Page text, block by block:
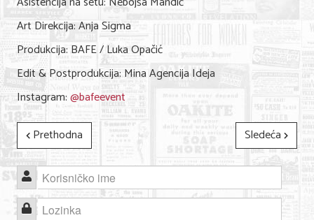
Art Direkcija: Anja Sigma
Produkcija: BAFE / Luka Opačić
Edit & Postprodukcija: Mina Agencija Ideja
Instagram:@bafeevent
Prethodna
Sledeća
Korisničko ime
Lozinka